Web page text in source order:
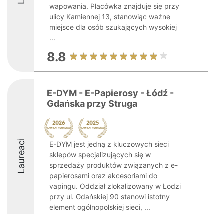
wapowania. Placówka znajduje się przy
ulicy Kamiennej 13, stanowiąc ważne
miejsce dla osób szukających wysokiej
...
8.8
Laureaci
E-DYM - E-Papierosy - Łódź -
Gdańska przy Struga
E-DYM jest jedną z kluczowych sieci
sklepów specjalizujących się w
sprzedaży produktów związanych z e-
papierosami oraz akcesoriami do
vapingu. Oddział zlokalizowany w Łodzi
przy ul. Gdańskiej 90 stanowi istotny
element ogólnopolskiej sieci, ...